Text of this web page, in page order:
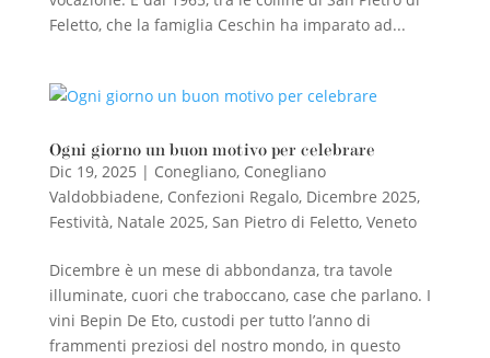
Feletto, che la famiglia Ceschin ha imparato ad...
Ogni giorno un buon motivo per celebrare
Dic 19, 2025 | Conegliano, Conegliano
Valdobbiadene, Confezioni Regalo, Dicembre 2025,
Festività, Natale 2025, San Pietro di Feletto, Veneto
Dicembre è un mese di abbondanza, tra tavole
illuminate, cuori che traboccano, case che parlano. I
vini Bepin De Eto, custodi per tutto l’anno di
frammenti preziosi del nostro mondo, in questo